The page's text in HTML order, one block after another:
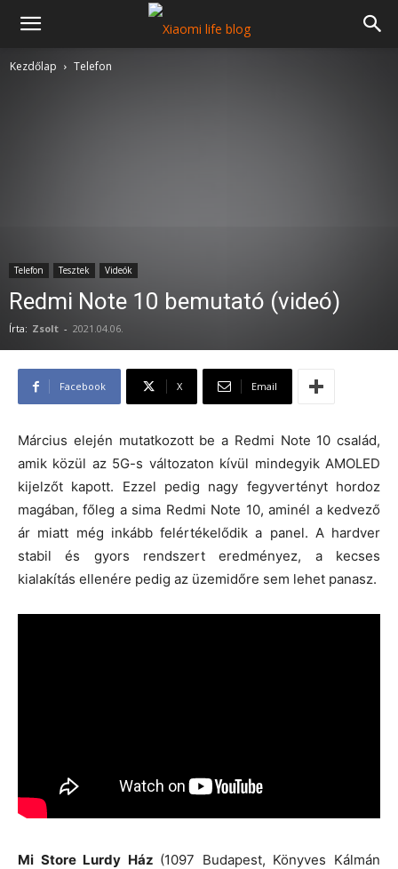
Kezdőlap Telefon
Telefon Tesztek Videók
Redmi Note 10 bemutató (videó)
Írta: Zsolt - 2021.04.06.
Facebook X Email
Március elején mutatkozott be a Redmi Note 10 család,
amik közül az 5G-s változaton kívül mindegyik AMOLED
kijelzőt kapott. Ezzel pedig nagy fegyvertényt hordoz
magában, főleg a sima Redmi Note 10, aminél a kedvező
ár miatt még inkább felértékelődik a panel. A hardver
stabil és gyors rendszert eredményez, a kecses
kialakítás ellenére pedig az üzemidőre sem lehet panasz.
Mi Store Lurdy Ház (1097 Budapest, Könyves Kálmán